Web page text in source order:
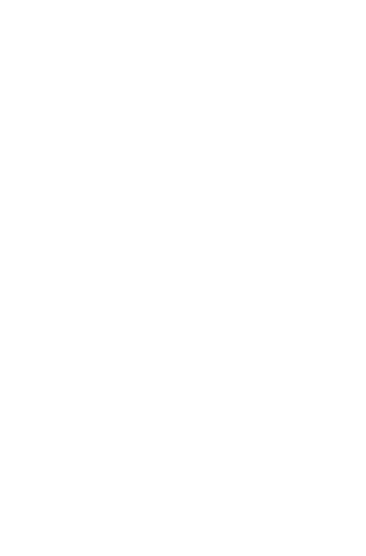
быстрое продвижение вашей рекламы!